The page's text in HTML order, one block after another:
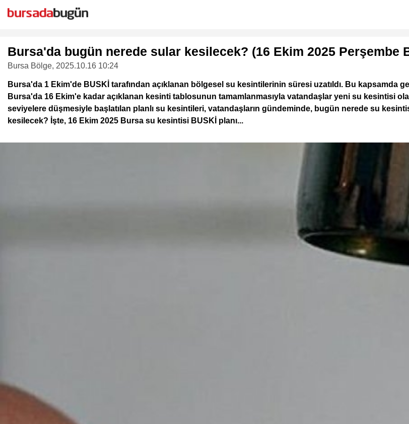
Bursa'da bugün nerede sular kesilecek? (16 Ekim 2025 Perşembe
Bursa Bölge, 2025.10.16 10:24
Bursa'da 1 Ekim'de BUSKİ tarafından açıklanan bölgesel su kesintilerinin süresi uzatıldı. Bu
Bursa'da 16 Ekim'e kadar açıklanan kesinti tablosunun tamamlanmasıyla vatandaşlar yeni su kesintisi
seviyelere düşmesiyle başlatılan planlı su kesintileri, vatandaşların gündeminde, bugün nerede su
kesilecek? İşte, 16 Ekim 2025 Bursa su kesintisi BUSKİ planı...